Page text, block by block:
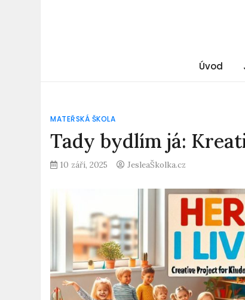
Úvod
MATEŘSKÁ ŠKOLA
Tady bydlím já:
10 září, 2025 JesleaŠkolka.cz